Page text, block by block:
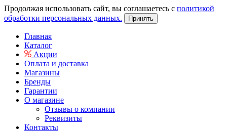
Продолжая использовать сайт, вы соглашаетесь с политикой
обработки персональных данных.
Принять
Главная
Каталог
Акции
Оплата и доставка
Магазины
Бренды
Гарантии
О магазине
Отзывы о компании
Реквизиты
Контакты